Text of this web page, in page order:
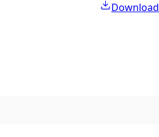
Download